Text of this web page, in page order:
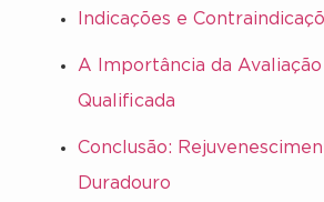
Indicações e
A Importância da Avaliação
Qualificada
Conclusão:
Duradouro